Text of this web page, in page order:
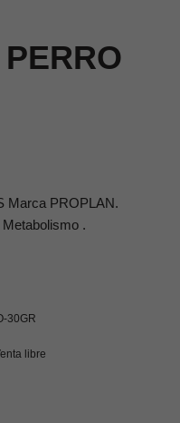
Marca PROPLAN.
.
30GR
libre